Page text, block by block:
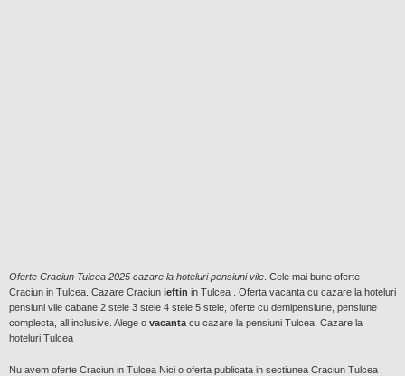
Oferte Craciun Tulcea 2025 cazare la hoteluri pensiuni vile . Cele mai bune oferte
Craciun in Tulcea. Cazare Craciun ieftin in Tulcea . Oferta vacanta cu cazare la hoteluri
pensiuni vile cabane 2 stele 3 stele 4 stele 5 stele, oferte cu demipensiune, pensiune
complecta, all inclusive. Alege o vacanta cu cazare la pensiuni Tulcea, Cazare la
hoteluri Tulcea
Nu avem oferte Craciun in Tulcea Nici o oferta publicata in sectiunea Craciun Tulcea